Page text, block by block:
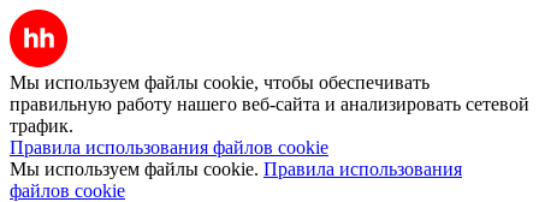
Мы используем файлы cookie, чтобы обеспечивать
правильную работу нашего веб-сайта и анализировать сетевой
трафик.
Правила использования файлов cookie
Мы используем файлы cookie. Правила использования
файлов cookie